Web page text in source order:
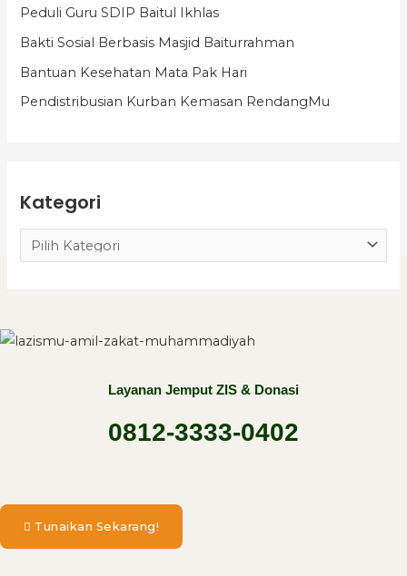
Peduli Guru SDIP Baitul Ikhlas
Bakti Sosial Berbasis Masjid Baiturrahman
Bantuan Kesehatan Mata Pak Hari
Pendistribusian Kurban Kemasan RendangMu
Kategori
g
o
r
i
Layanan Jemput ZIS & Donasi
0812-3333-0402
Tunaikan Sekarang!